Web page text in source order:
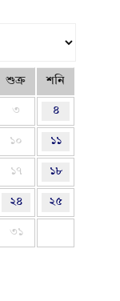
শুক্র শনি
৩ ৪
১০ ১১
১৭ ১৮
২৪ ২৫
৩১